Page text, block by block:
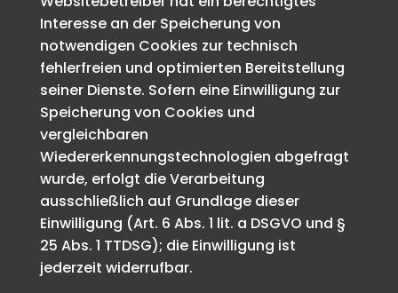
Interesse an der Speicherung von
notwendigen Cookies zur technisch
fehlerfreien und optimierten Bereitstellung
seiner Dienste. Sofern eine Einwilligung zur
Speicherung von Cookies und
vergleichbaren
Wiedererkennungstechnologien abgefragt
wurde, erfolgt die Verarbeitung
ausschließlich auf Grundlage dieser
Einwilligung (Art. 6 Abs. 1 lit. a DSGVO und §
25 Abs. 1 TTDSG); die Einwilligung ist
jederzeit widerrufbar.